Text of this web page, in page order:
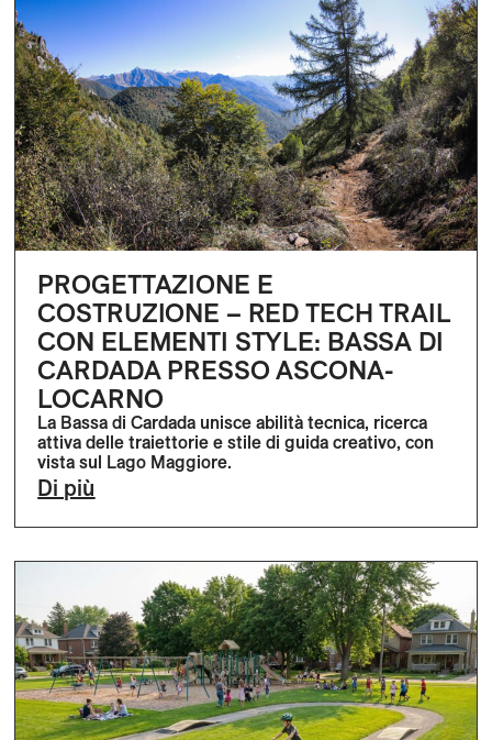
PROGETTAZIONE E
COSTRUZIONE – RED TECH TRAIL
CON ELEMENTI STYLE: BASSA DI
CARDADA PRESSO ASCONA-
LOCARNO
La Bassa di Cardada unisce abilità tecnica, ricerca
attiva delle traiettorie e stile di guida creativo, con
vista sul Lago Maggiore.
Di più